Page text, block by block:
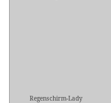
Regenschirm-Lady